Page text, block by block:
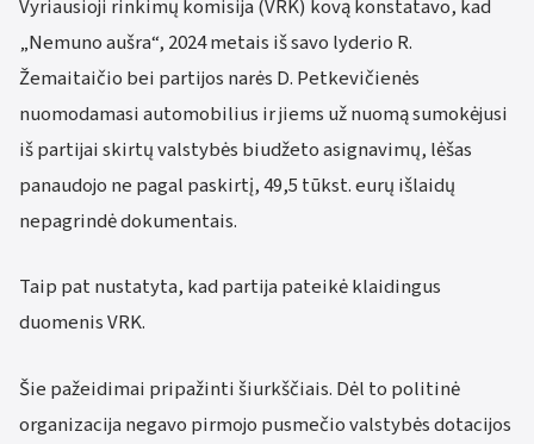
Vyriausioji rinkimų komisija (VRK) kovą konstatavo, kad
„Nemuno aušra“, 2024 metais iš savo lyderio R.
Žemaitaičio bei partijos narės D. Petkevičienės
nuomodamasi automobilius ir jiems už nuomą sumokėjusi
iš partijai skirtų valstybės biudžeto asignavimų, lėšas
panaudojo ne pagal paskirtį, 49,5 tūkst. eurų išlaidų
nepagrindė dokumentais.
Taip pat nustatyta, kad partija pateikė klaidingus
duomenis VRK.
Šie pažeidimai pripažinti šiurkščiais. Dėl to politinė
organizacija negavo pirmojo pusmečio valstybės dotacijos